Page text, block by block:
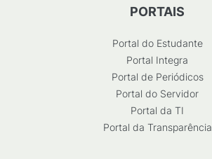
PORTAIS
Portal do Estudante
Portal Integra
Portal de Periódicos
Portal do Servidor
Portal da TI
Portal da Transparência